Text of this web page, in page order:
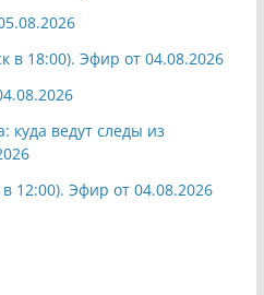
в 18:00). Эфир от 04.08.2026
куда ведут следы из
12:00). Эфир от 04.08.2026